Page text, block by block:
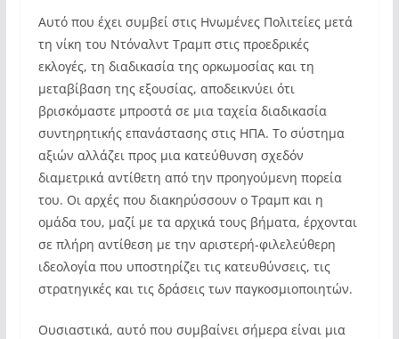
Αυτό που έχει συμβεί στις Ηνωμένες Πολιτείες μετά
τη νίκη του Ντόναλντ Τραμπ στις προεδρικές
εκλογές, τη διαδικασία της ορκωμοσίας και τη
μεταβίβαση της εξουσίας, αποδεικνύει ότι
βρισκόμαστε μπροστά σε μια ταχεία διαδικασία
συντηρητικής επανάστασης στις ΗΠΑ. Το σύστημα
αξιών αλλάζει προς μια κατεύθυνση σχεδόν
διαμετρικά αντίθετη από την προηγούμενη πορεία
του. Οι αρχές που διακηρύσσουν ο Τραμπ και η
ομάδα του, μαζί με τα αρχικά τους βήματα, έρχονται
σε πλήρη αντίθεση με την αριστερή-φιλελεύθερη
ιδεολογία που υποστηρίζει τις κατευθύνσεις, τις
στρατηγικές και τις δράσεις των παγκοσμιοποιητών.
Ουσιαστικά, αυτό που συμβαίνει σήμερα είναι μια